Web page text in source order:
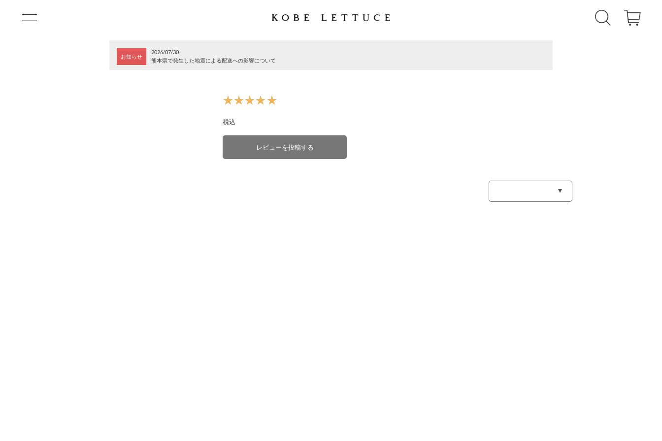
お知らせ
2026/07/30
熊本県で発生した地震による配送への影響について
★★★★★
★★★★★
税込
レビューを投稿する